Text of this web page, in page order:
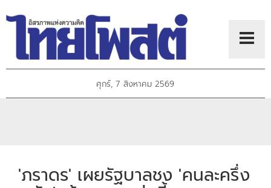
ศุกร์, 7 สิงหาคม 2569
'ภราดร' เผยรัฐบาลชง 'คนละครึ่ง